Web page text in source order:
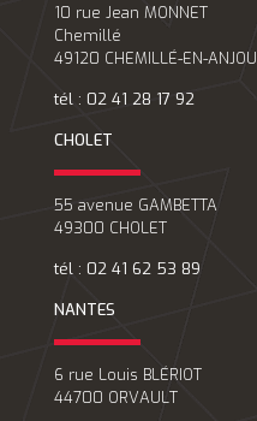
10 rue Jean MONNET
Chemillé
49120 CHEMILLÉ-EN-ANJOU
tél : 02 41 28 17 92
CHOLET
55 avenue GAMBETTA
49300 CHOLET
tél : 02 41 62 53 89
NANTES
6 rue Louis BLÉRIOT
44700 ORVAULT